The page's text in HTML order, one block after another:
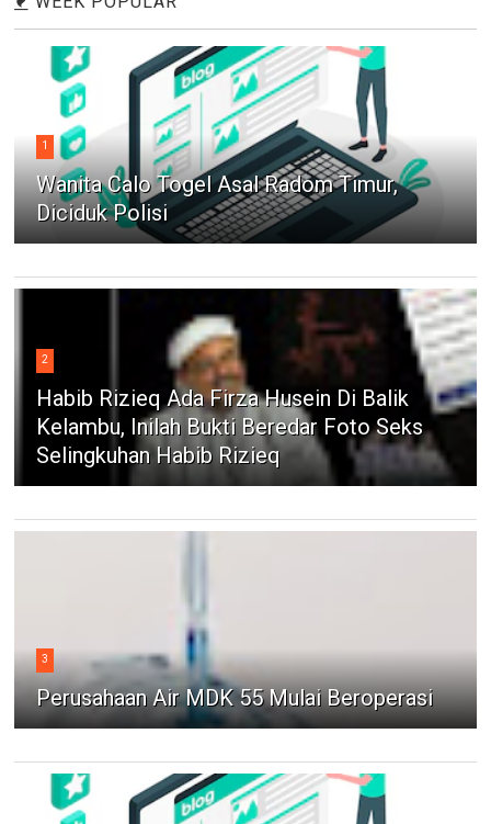
1
Wanita Calo Togel Asal Radom Timur,
Diciduk Polisi
2
Habib Rizieq Ada Firza Husein Di Balik
Kelambu, Inilah Bukti Beredar Foto Seks
Selingkuhan Habib Rizieq
3
Perusahaan Air MDK 55 Mulai Beroperasi